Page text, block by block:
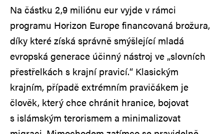
Na částku 2,9 miliónu eur vyjde v rámci
programu Horizon Europe financovaná brožura,
díky které získá správně smýšlející mladá
evropská generace účinný nástroj ve „slovních
přestřelkách s krajní pravicí.“ Klasickým
krajním, případě extrémním pravičákem je
člověk, který chce chránit hranice, bojovat
s islámským terorismem a minimalizovat